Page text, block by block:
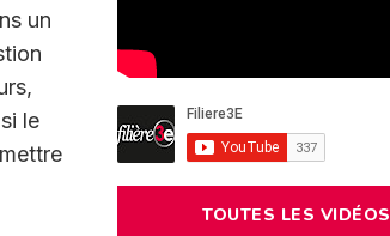
un
le
TOUTES LES VIDÉOS